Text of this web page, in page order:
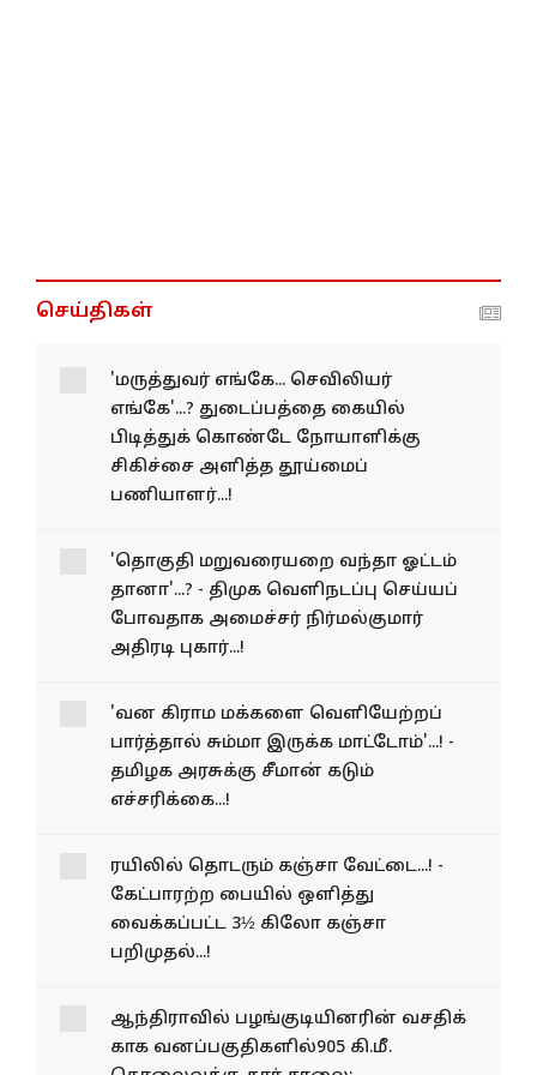
செய்திகள்
'மருத்துவர் எங்கே...
செவிலியர் எங்கே'...?
துடைப்பத்தை கையில்
பிடித்துக் கொண்டே
நோயாளிக்கு சிகிச்சை
பணியாளர்...!
'தொகுதி மறுவரையறை
வந்தா ஓட்டம் தானா'...? - திமுக
போவதாக அமைச்சர்
நிர்மல்குமார் அதிரடி புகார்...!
'வன கிராம மக்களை வெளியேற்றப்
தமிழக அரசுக்கு சீமான் கடும்
எச்சரிக்கை...!
ரயிலில் தொடரும் கஞ்சா வேட்டை...! -
வைக்கப்பட்ட 3½ கிலோ கஞ்சா
பறிமுதல்...!